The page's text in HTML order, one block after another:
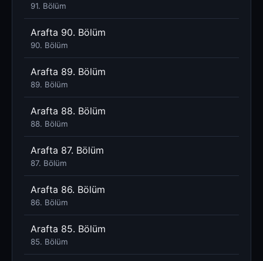
91. Bölüm
Arafta 90. Bölüm
90. Bölüm
Arafta 89. Bölüm
89. Bölüm
Arafta 88. Bölüm
88. Bölüm
Arafta 87. Bölüm
87. Bölüm
Arafta 86. Bölüm
86. Bölüm
Arafta 85. Bölüm
85. Bölüm